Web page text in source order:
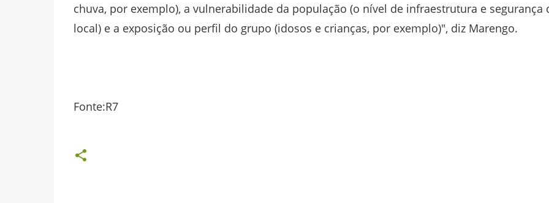
chuva, por exemplo), a vulnerabilidade da população (o nível de infraestrutura e segurança
local) e a exposição ou perfil do grupo (idosos e crianças, por exemplo)", diz Marengo.
Fonte:R7